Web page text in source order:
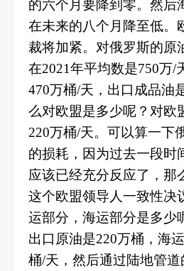
的六个月要降到零。然后
在未来的八个月降至低。
裁将加紧。对俄罗斯的原
在2021年平均数是750万/
470万桶/天，出口成品油
么对欧盟是多少呢？对欧
220万桶/天。可以算一下
的损耗，因为过去一段时
应该已经充分反应了，那
这个欧盟领导人一致性决
运部分，海运部分是多少
出口原油是220万桶，海
桶/天，然后通过陆地管